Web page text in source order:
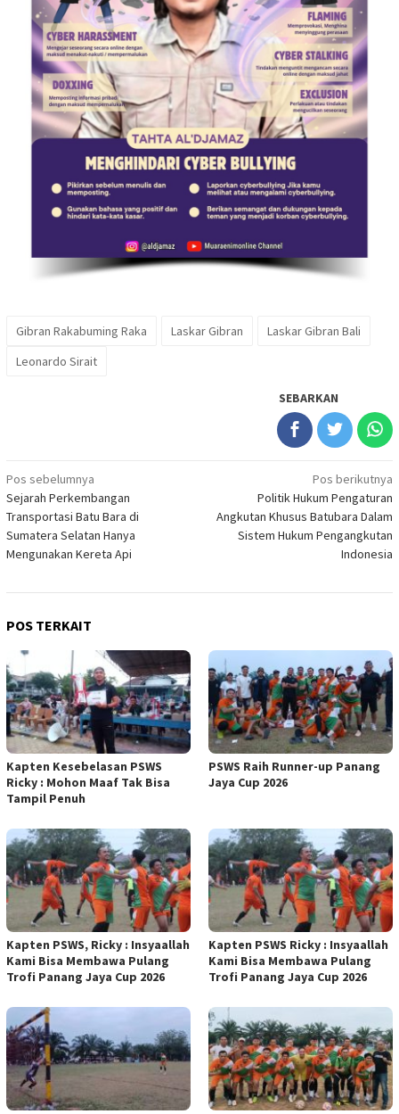
Gibran Rakabuming Raka Laskar Gibran
Laskar Gibran Bali
Leonardo Sirait
SEBARKAN
Navigasi
pos
Pos sebelumnya
Sejarah Perkembangan
Transportasi Batu Bara di
Sumatera Selatan Hanya
Mengunakan Kereta Api
Pos berikutnya
Politik Hukum Pengaturan
Angkutan Khusus Batubara Dalam
Sistem Hukum Pengangkutan
Indonesia
POS TERKAIT
Kapten Kesebelasan PSWS
Ricky : Mohon Maaf Tak Bisa
Tampil Penuh
PSWS Raih Runner-up Panang
Jaya Cup 2026
Kapten PSWS, Ricky : Insyaallah
Kami Bisa Membawa Pulang
Trofi Panang Jaya Cup 2026
Kapten PSWS Ricky : Insyaallah
Kami Bisa Membawa Pulang
Trofi Panang Jaya Cup 2026